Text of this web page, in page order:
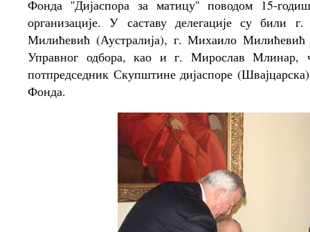
Фонда ''Дијаспора за матицу'' поводом 15-
организације. У саставу делегације су били
Милићевић (Аустралија), г. Михаило
Управног одбора, као и г. Мирослав Млинар,
потпредседник Скупштине дијаспоре
Фонда.